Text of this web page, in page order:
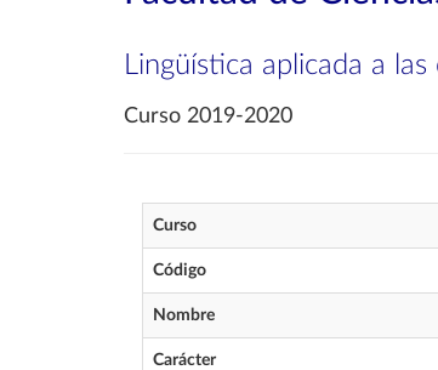
Lingüística aplicada a las
Curso 2019-2020
Curso
Código
Nombre
Carácter